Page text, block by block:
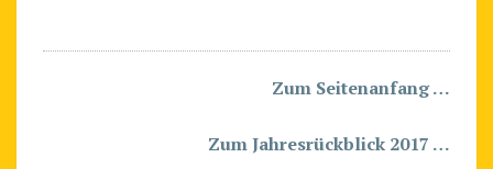
Zum Seitenanfang …
Zum Jahresrückblick 2017 …